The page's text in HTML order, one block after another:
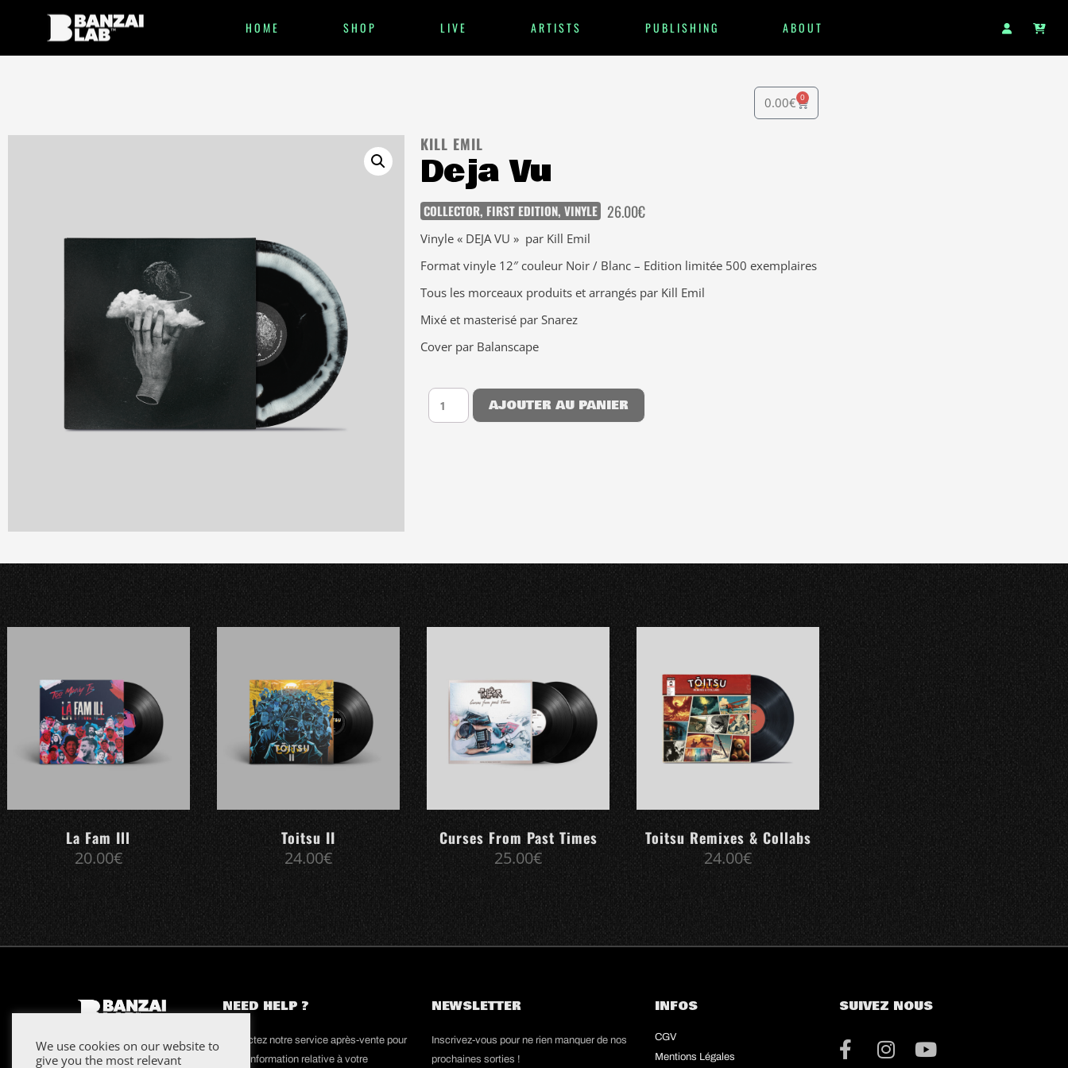
HOME SHOP LIVE ARTISTS PUBLISHING ABOUT
0.00€ 0
KILL EMIL
Deja Vu
COLLECTOR, FIRST EDITION, VINYLE 26.00€
Vinyle « DEJA VU » par Kill Emil
Format vinyle 12″ couleur Noir / Blanc – Edition limitée 500 exemplaires
Tous les morceaux produits et arrangés par Kill Emil
Mixé et masterisé par Snarez
Cover par Balanscape
AJOUTER AU PANIER
La Fam Ill
20.00€
Toitsu II
24.00€
Curses From Past Times
25.00€
Toitsu Remixes & Collabs
24.00€
NEED HELP ?
contactez notre service après-vente pour
toute information relative à votre
NEWSLETTER
Inscrivez-vous pour ne rien manquer de nos
prochaines sorties !
INFOS
CGV
Mentions Légales
SUIVEZ NOUS
We use cookies on our website to
give you the most relevant